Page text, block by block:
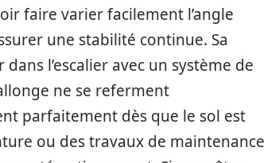
faire varier facilement l’angle
une stabilité continue. Sa
l’escalier avec un système de
ne se referment
parfaitement dès que le sol est
ou des travaux de maintenance